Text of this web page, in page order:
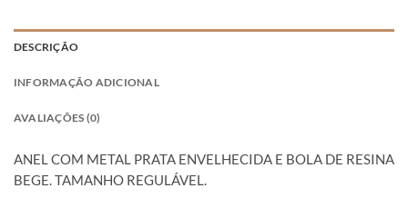
DESCRIÇÃO
INFORMAÇÃO ADICIONAL
AVALIAÇÕES (0)
ANEL COM METAL PRATA ENVELHECIDA E BOLA DE RESINA
BEGE. TAMANHO REGULÁVEL.